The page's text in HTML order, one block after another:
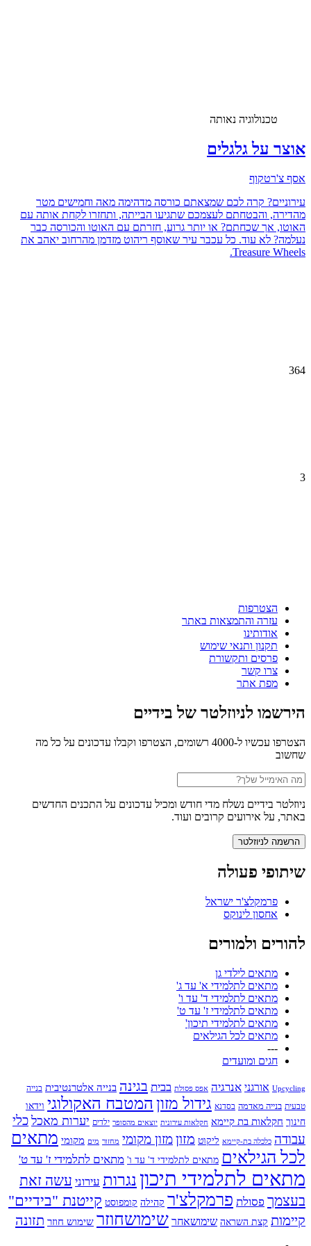
טכנולוגיה נאותה
אוצר על גלגלים
אסף צ'רטקוף
עירוניים? קרה לכם שמצאתם כורסה מדהימה מאה וחמישים מטר
מהדירה, והבטחתם לעצמכם שתגיעו הבייתה, ותחזרו לקחת אותה עם
האוטו, אך שכחתם? או יותר גרוע, חזרתם עם האוטו והכורסה כבר
נעלמה? לא עוד. כל עכבר עיר שאוסף ריהוט מזדמן מהרחוב יאהב את
Treasure Wheels.
364
3
הצטרפות
עזרה והתמצאות באתר
אודותינו
תקנון ותנאי שימוש
פרסים ותקשורת
צרו קשר
מפת אתר
הירשמו לניוזלטר של בידיים
הצטרפו עכשיו ל-4000 רשומים, הצטרפו וקבלו עדכונים על כל מה
שחשוב
ניוזלטר בידיים נשלח מדי חודש ומכיל עדכונים על התכנים החדשים
באתר, על אירועים קרובים ועוד.
שיתופי פעולה
פרמקלצ'ר ישראל
אחסון לינוקס
להורים ולמורים
מתאים לילדי גן
מתאים לתלמידי א' עד ג'
מתאים לתלמידי ד' עד ו'
מתאים לתלמידי ז' עד ט'
מתאים לתלמידי תיכון'
מתאים לכל הגילאים
---
חגים ומועדים
Upcycling אורגני אנרגיה אפס פסולת בבית בגינה בנייה אלטרנטיבית בנייה
טבעית בנייה מאדמה בסדנא גידול מזון המטבח האקולוגי וידאו
חינוך חקלאות בת קיימא חקלאות עירונית יוצאים מהסופר ילדים יערות מאכל כלי
עבודה כלכלה בת-קיימא ליקוט מזוןמזון מקומי מחזור מים מקומי מתאים
לכל הגילאים מתאים לתלמידי ד' עד ו' מתאים לתלמידי ז' עד ט'
מתאים לתלמידי תיכון נגרות עירוני עשה זאת
בעצמך פסולת פרמקלצ'ר קהילה קומפוסט קייטנת "בידיים"
קיימות קצת השראה שימושאחר שימושחוזר שימוש חוזר תזונה